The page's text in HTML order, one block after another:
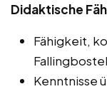
Didaktische
Fähigkeit,
Kenntnisse